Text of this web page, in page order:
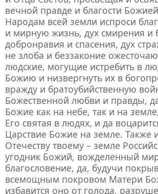
вечной правде и благости
Народам всей земли испроси
и мирную жизнь, дух смирения и
добронравия и спасения, дух
не злоба и беззаконие
людские, могущие истребить в
Божию и низвергнуть их в
вражду и братоубийственную
Божественной любви и правды,
Божие как на небе, так и на
Его святая в людях, и да
Царствие Божие на земле. Также
Отечеству твоему – земле
угодник Божий, вожделенный
благословение, да, будучи
всемощным покровом Матери
избавится оно от голода,